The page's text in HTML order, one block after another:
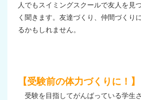
人でもスイミングスクールで友人を見
く聞きます。友達づくり、仲間づくり
るかもしれません。
【受験前の体力づくりに！】
受験を目指してがんばっている学生